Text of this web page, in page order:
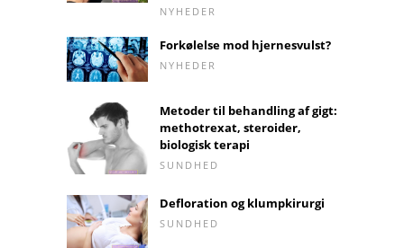
NYHEDER
Forkølelse mod hjernesvulst?
NYHEDER
Metoder til behandling af gigt:
methotrexat, steroider,
biologisk terapi
SUNDHED
Defloration og klumpkirurgi
SUNDHED